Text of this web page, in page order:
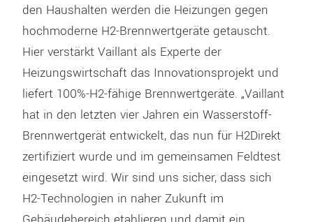
den Haushalten werden die Heizungen gegen
hochmoderne H2-Brennwertgeräte getauscht.
Hier verstärkt Vaillant als Experte der
Heizungswirtschaft das Innovationsprojekt und
liefert 100%-H2-fähige Brennwertgeräte. „Vaillant
hat in den letzten vier Jahren ein Wasserstoff-
Brennwertgerät entwickelt, das nun für H2Direkt
zertifiziert wurde und im gemeinsamen Feldtest
eingesetzt wird. Wir sind uns sicher, dass sich
H2-Technologien in naher Zukunft im